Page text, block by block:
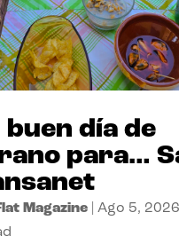
buen día de
para…
Magazine| Ago 5, 2026